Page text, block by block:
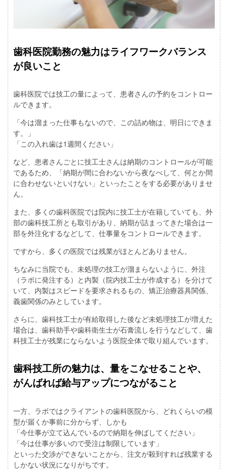
歯科医院勤務の魅力はライフワークバランス
が良いこと
歯科医院では技工の量によって、患者さんの予約をコントロー
ルできます。
「今は溜まった仕事もないので、この詰め物は、明日にできま
す。」
「この入れ歯は1週間ください」
など、患者さんごとに技工士さんは納期のコントロールが可能
であるため、「納期が間に合わないから夜なべして、何とか間
に合わせないといけない」といったことをする必要がありませ
ん。
また、多くの歯科医院では院内に技工士が在籍していても、外
部の歯科技工所とも取引があり、納期が詰まってきた場合は一
部を外注化するなどして、仕事量をコントロールできます。
ですから、多くの医院では残業がほとんどありません。
ちなみに当院でも、未処理の技工が溜まらないように、外注
（ラボに発注する）と内製（院内技工士が作成する）を分けて
いて、内製はスピードを要求されるもの、矯正治療器具関係、
義歯関係のみとしています。
さらに、歯科技工士が有給取得した後など未処理技工が増えた
場合は、歯科助手や歯科衛生士が石膏流しを行うなどして、歯
科技工士が残業にならないよう医院全体で取り組んでいます。
歯科技工所の魅力は、量をこなせることや、
がんばれば給与アップにつながること
一方、ラボではクライアントの歯科医院から、どれくらいの模
型が届くか事前に分からず、しかも
「今仕事が立て込んでいるので納期を伸ばしてください」
「今は仕事が多いので受注は制限しています」
といった交渉ができないことから、注文が殺到すれば残業する
しかない状況になりがちです。